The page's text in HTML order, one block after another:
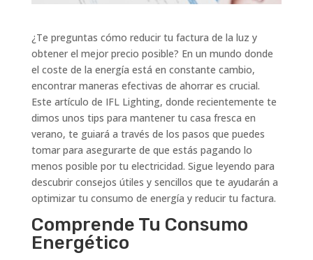
¿Te preguntas cómo reducir tu factura de la luz y
obtener el mejor precio posible? En un mundo donde
el coste de la energía está en constante cambio,
encontrar maneras efectivas de ahorrar es crucial.
Este artículo de IFL Lighting, donde recientemente te
dimos unos tips para mantener tu casa fresca en
verano, te guiará a través de los pasos que puedes
tomar para asegurarte de que estás pagando lo
menos posible por tu electricidad. Sigue leyendo para
descubrir consejos útiles y sencillos que te ayudarán a
optimizar tu consumo de energía y reducir tu factura.
Comprende Tu Consumo
Energético